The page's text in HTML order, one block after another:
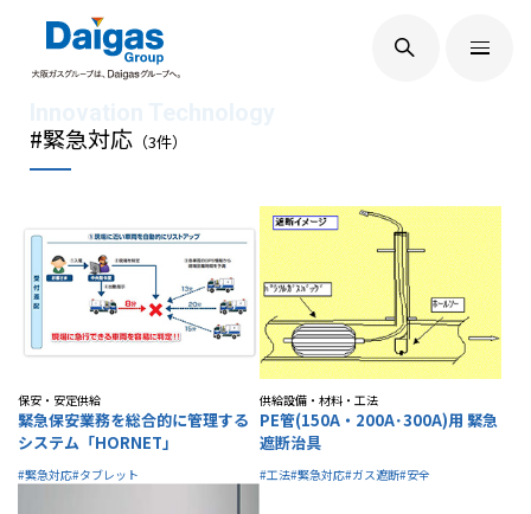
EN / JP
Daigasグループについて
社会貢献
技術開発
サステナビリティ
#緊急対応 （3件）
保安・安定供給
緊急保安業務を総合的に管理する
システム「HORNET」
#緊急対応#タブレット
供給設備・材料・工法
PE管(150A・200A･300A)用 緊急
遮断治具
#工法#緊急対応#ガス遮断#安全